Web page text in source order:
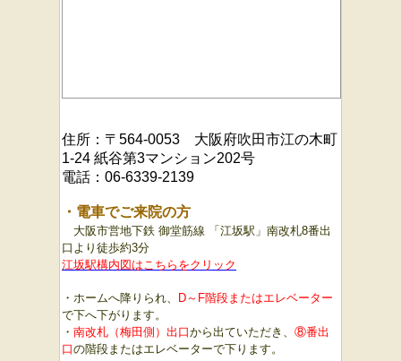
住所：〒564-0053 大阪府吹田市江の木町
1-24 紙谷第3マンション202号
電話：06-6339-2139
・電車でご来院の方
大阪市営地下鉄 御堂筋線 「江坂駅」南改札8番出
口より徒歩約3分
江坂駅構内図はこちらをクリック
・ホームへ降りられ、 D～F階段またはエレベーター
で下へ下がります。
・ 南改札（梅田側）出口から出ていただき、 ⑧番出
口の階段またはエレベーターで下ります。